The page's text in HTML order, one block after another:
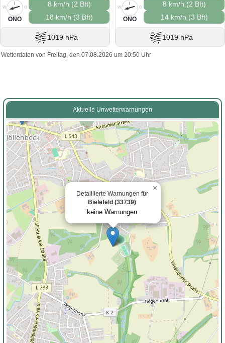
O
S
W
ONO
8 km/h (2 Bft)
18 km/h (3 Bft)
1019 hPa
O
S
W
ONO
8 km/h (2 Bft)
14 km/h (3 Bft)
1019 hPa
Wetterdaten von Freitag, den 07.08.2026 um 20:50 Uhr
Aktuelle Unwetterwarnungen
Detaillierte Warnungen für
Bielefeld (33739)
keine Warnungen
×